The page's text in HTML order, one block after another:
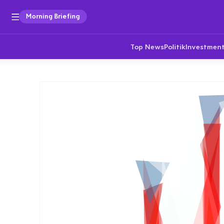
Morning Briefing
Top NewsPolitikInvestment